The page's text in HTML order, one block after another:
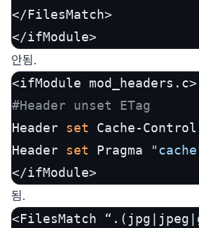
</FilesMatch>
</ifModule>
안됨.
#Header unset ETag
Header set Cache-Control
Header set Pragma
</ifModule>
됨.
<FilesMatch